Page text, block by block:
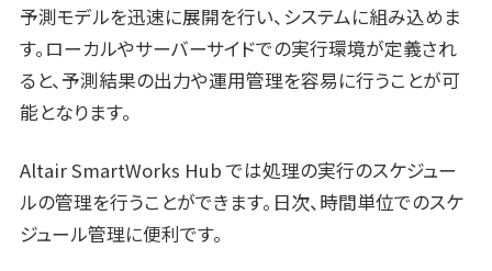
予測モデルを迅速に展開を行い、システムに組み込めま
す。ローカルやサーバーサイドでの実行環境が定義され
ると、予測結果の出力や運用管理を容易に行うことが可
能となります。
Altair SmartWorks Hub では処理の実行のスケジュー
ルの管理を行うことができます。日次、時間単位でのスケ
ジュール管理に便利です。